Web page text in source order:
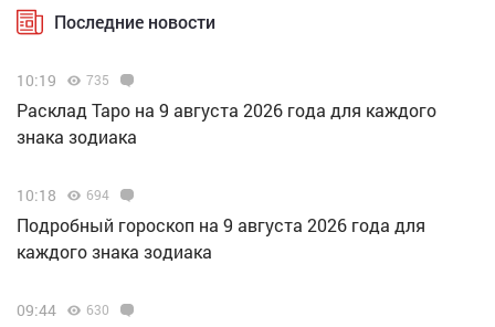
Последние новости
10:19 735
Расклад Таро на 9 августа 2026 года для каждого
знака зодиака
10:18 694
Подробный гороскоп на 9 августа 2026 года для
каждого знака зодиака
09:44 630